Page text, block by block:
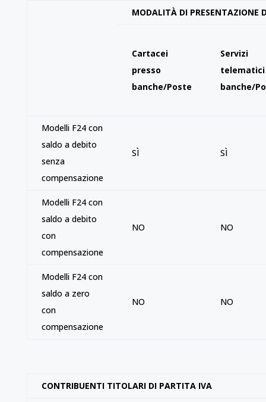
MODALITÀ DI PRESENTAZIONE
Cartacei
presso
banche/Poste
Servizi
telematici
banche/
Modelli F24 con
saldo a debito
senza
compensazione
SÌ SÌ
Modelli F24 con
saldo a debito
con
compensazione
NO NO
Modelli F24 con
saldo a zero
con
compensazione
NO NO
CONTRIBUENTI TITOLARI DI PARTITA IVA